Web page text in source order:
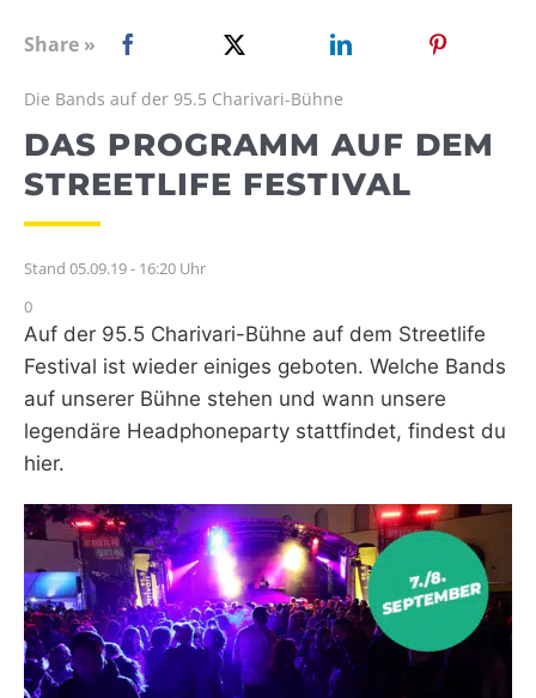
WEBRADIO
Share »
Die Bands auf der 95.5 Charivari-Bühne
DAS PROGRAMM AUF DEM
STREETLIFE FESTIVAL
Stand 05.09.19 - 16:20 Uhr
0
Auf der 95.5 Charivari-Bühne auf dem Streetlife
Festival ist wieder einiges geboten. Welche Bands
auf unserer Bühne stehen und wann unsere
legendäre Headphoneparty stattfindet, findest du
hier.